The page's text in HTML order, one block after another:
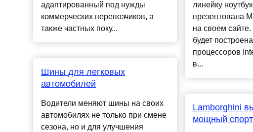
адаптированный под нужды
коммерческих перевозчиков, а
также частных поку...
Шины для легковых
автомобилей
Водители меняют шины на своих
автомобилях не только при смене
сезона, но и для улучшения
линейку
презентовала
на своем
будет
процессоров
в...
Lamborghini
мощный